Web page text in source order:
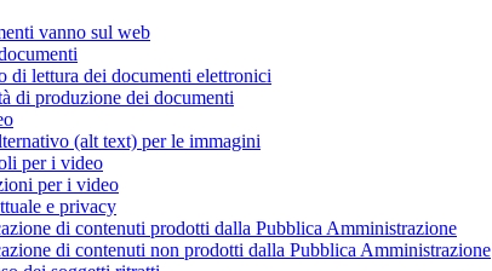
vanno sul web
di lettura dei documenti elettronici
di produzione dei documenti
(alt text) per le immagini
per i video
per i video
e privacy
di contenuti prodotti dalla Pubblica Amministrazione
di contenuti non prodotti dalla Pubblica Amministrazione